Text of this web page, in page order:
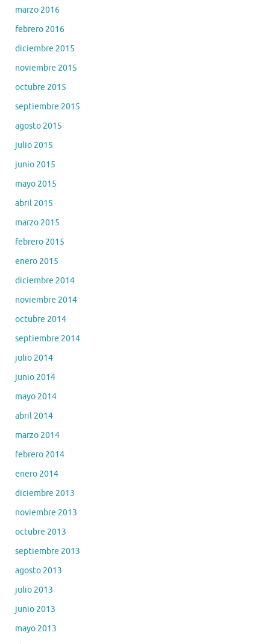
marzo 2016
febrero 2016
diciembre 2015
noviembre 2015
octubre 2015
septiembre 2015
agosto 2015
julio 2015
junio 2015
mayo 2015
abril 2015
marzo 2015
febrero 2015
enero 2015
diciembre 2014
noviembre 2014
octubre 2014
septiembre 2014
julio 2014
junio 2014
mayo 2014
abril 2014
marzo 2014
febrero 2014
enero 2014
diciembre 2013
noviembre 2013
octubre 2013
septiembre 2013
agosto 2013
julio 2013
junio 2013
mayo 2013